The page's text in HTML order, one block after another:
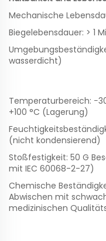
Mechanische
Biegelebensdauer: > 1
wasserdicht)
Temperaturbereich:
+100 °C (Lagerung)
(nicht kondensierend)
Stoßfestigkeit: 50 G
mit IEC 60068-2-27)
Chemische
Abwischen mit
medizinischen